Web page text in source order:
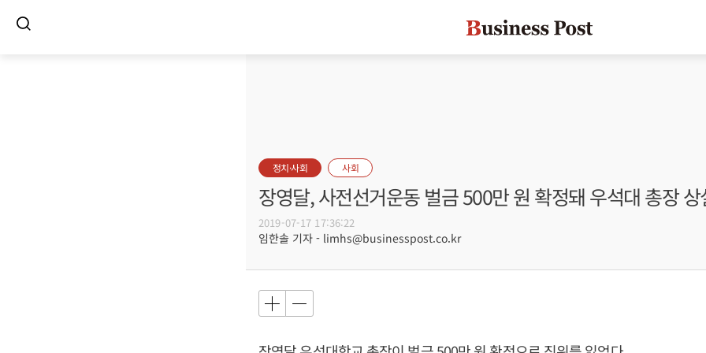
정치·사회 사회
장영달, 사전선거운동 벌금 500만 원 확정돼 우석대 총장 상
2019-07-17 17:36:22
임한솔 기자 - limhs@businesspost.co.kr